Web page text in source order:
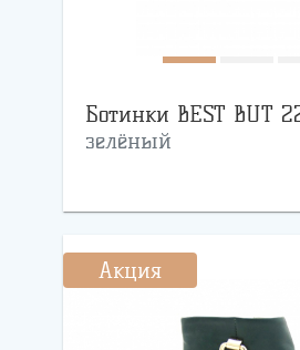
Ботинки BEST BUT
зелёный
Акция